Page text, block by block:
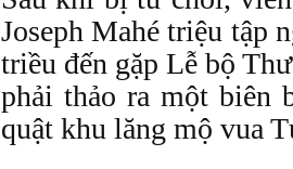
Joseph Mahé triệu tập
triều đến gặp Lễ bộ
phải thảo ra một biên
quật khu lăng mộ vua